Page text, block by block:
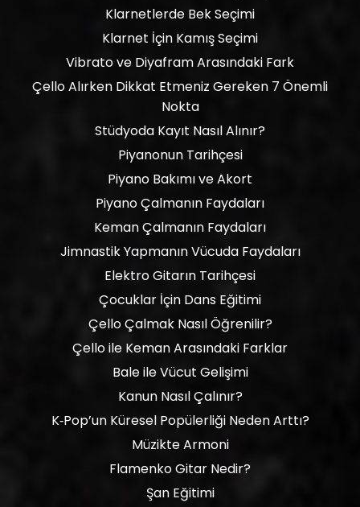
Klarnetlerde Bek Seçimi
Klarnet İçin Kamış Seçimi
Vibrato ve Diyafram Arasındaki Fark
Çello Alırken Dikkat Etmeniz Gereken 7 Önemli
Nokta
Stüdyoda Kayıt Nasıl Alınır?
Piyanonun Tarihçesi
Piyano Bakımı ve Akort
Piyano Çalmanın Faydaları
Keman Çalmanın Faydaları
Jimnastik Yapmanın Vücuda Faydaları
Elektro Gitarın Tarihçesi
Çocuklar İçin Dans Eğitimi
Çello Çalmak Nasıl Öğrenilir?
Çello ile Keman Arasındaki Farklar
Bale ile Vücut Gelişimi
Kanun Nasıl Çalınır?
K‑Pop’un Küresel Popülerliği Neden Arttı?
Müzikte Armoni
Flamenko Gitar Nedir?
Şan Eğitimi